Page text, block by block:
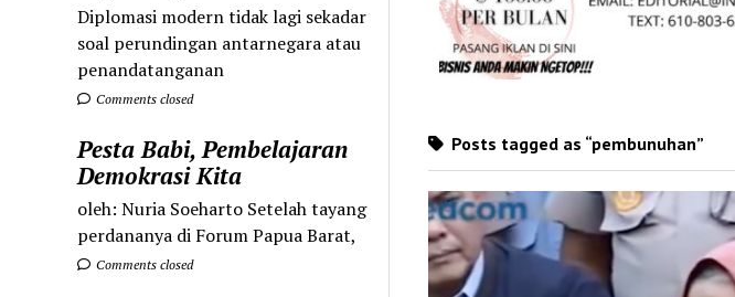
Diplomasi modern tidak lagi sekadar
soal perundingan antarnegara atau
penandatanganan
Comments closed
Pesta Babi, Pembelajaran
Demokrasi Kita
oleh: Nuria Soeharto Setelah tayang
perdananya di Forum Papua Barat,
Comments closed
Posts tagged as “pembunuhan”